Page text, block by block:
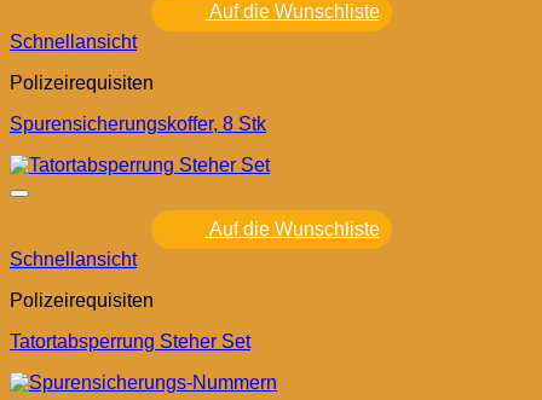
Auf die Wunschliste
Schnellansicht
Polizeirequisiten
Spurensicherungskoffer, 8 Stk
Auf die Wunschliste
Schnellansicht
Polizeirequisiten
Tatortabsperrung Steher Set